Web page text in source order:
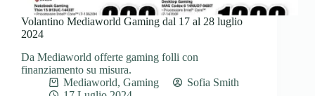
Volantino Mediaworld Gaming dal 17 al 28 luglio
2024
Da Mediaworld offerte gaming folli con
finanziamento su misura.
Mediaworld, Gaming
Sofia Smith